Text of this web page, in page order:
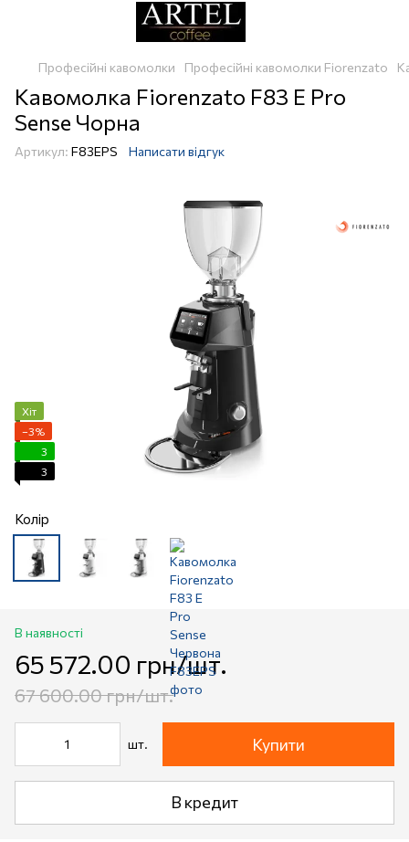
Професійні кавомолки Професійні кавомолки Fiorenzato
Кавомолка Fiorenzato F83 E Pro
Sense Чорна
Артикул: F83EPS Написати відгук
Хіт
−3%
3
3
Колір
В наявності
65 572.00 грн/шт.
67 600.00 грн/шт.
шт. Купити
В кредит